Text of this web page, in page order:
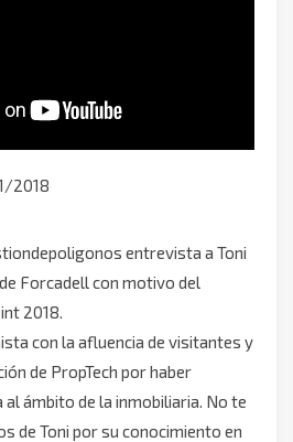
2018
entrevista a Toni
Forcadell con motivo del
2018.
con la afluencia de visitantes y
de PropTech por haber
ámbito de la inmobiliaria. No te
de Toni por su conocimiento en